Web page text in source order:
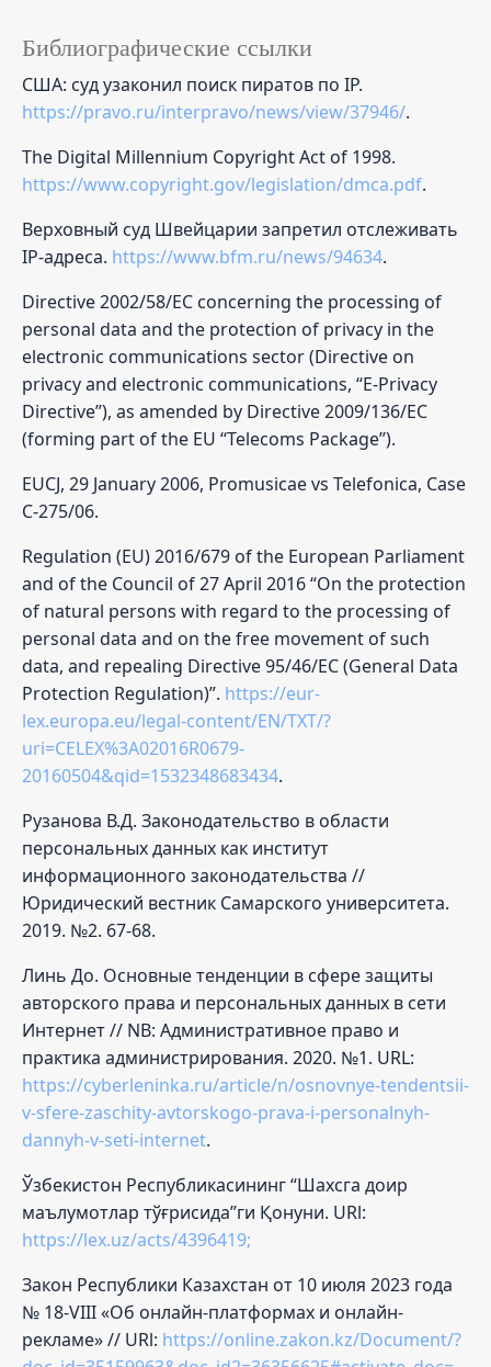
Библиографические ссылки
США: суд узаконил поиск пиратов по IP.
https://pravo.ru/interpravo/news/view/37946/.
The Digital Millennium Copyright Act of 1998.
https://www.copyright.gov/legislation/dmca.pdf.
Верховный суд Швейцарии запретил отслеживать
IP-адреса. https://www.bfm.ru/news/94634.
Directive 2002/58/EC concerning the processing of
personal data and the protection of privacy in the
electronic communications sector (Directive on
privacy and electronic communications, ‘‘E-Privacy
Directive’’), as amended by Directive 2009/136/EC
(forming part of the EU ‘‘Telecoms Package’’).
EUCJ, 29 January 2006, Promusicae vs Telefonica, Case
C-275/06.
Regulation (EU) 2016/679 of the European Parliament
and of the Council of 27 April 2016 “On the protection
of natural persons with regard to the processing of
personal data and on the free movement of such
data, and repealing Directive 95/46/EC (General Data
Protection Regulation)”. https://eur-
lex.europa.eu/legal-content/EN/TXT/?
uri=CELEX%3A02016R0679-
20160504&qid=1532348683434.
Рузанова В.Д. Законодательство в области
персональных данных как институт
информационного законодательства //
Юридический вестник Самарского университета.
2019. №2. 67-68.
Линь До. Основные тенденции в сфере защиты
авторского права и персональных данных в сети
Интернет // NB: Административное право и
практика администрирования. 2020. №1. URL:
https://cyberleninka.ru/article/n/osnovnye-tendentsii-
v-sfere-zaschity-avtorskogo-prava-i-personalnyh-
dannyh-v-seti-internet.
Ўзбекистон Республикасининг “Шахсга доир
маълумотлар тўғрисида”ги Қонуни. URl:
https://lex.uz/acts/4396419;
Закон Республики Казахстан от 10 июля 2023 года
№ 18-VIII «Об онлайн-платформах и онлайн-
рекламе» // URl: https://online.zakon.kz/Document/?